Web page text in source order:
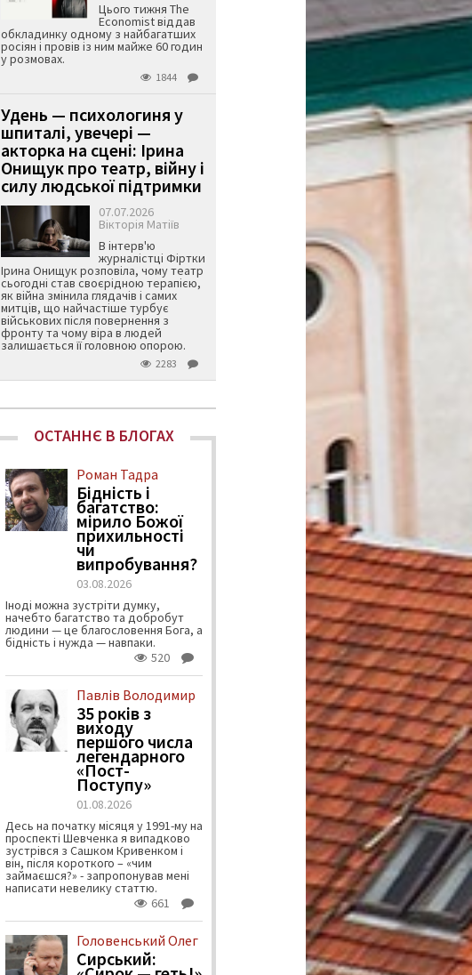
Цього тижня The
Economist віддав
обкладинку одному з найбагатших
росіян і провів із ним майже 60 годин
у розмовах.
1844
Удень — психологиня у
шпиталі, увечері —
акторка на сцені: Ірина
Онищук про театр, війну і
силу людської підтримки
07.07.2026
Вікторія Матіїв
В інтерв'ю
журналістці Фіртки
Ірина Онищук розповіла, чому театр
сьогодні став своєрідною терапією,
як війна змінила глядачів і самих
митців, що найчастіше турбує
військових після повернення з
фронту та чому віра в людей
залишається її головною опорою.
2283
ОСТАННЄ В БЛОГАХ
Роман Тадра
Бідність і
багатство:
мірило Божої
прихильності
чи
випробування?
03.08.2026
Іноді можна зустріти думку,
начебто багатство та добробут
людини — це благословення Бога, а
бідність і нужда — навпаки.
520
Павлів Володимир
35 років з
виходу
першого числа
легендарного
«Пост-
Поступу»
01.08.2026
Десь на початку місяця у 1991-му на
проспекті Шевченка я випадково
зустрівся з Сашком Кривенком і
він, після короткого – «чим
займаєшся?» - запропонував мені
написати невелику статтю.
661
Головенський Олег
Сирський: